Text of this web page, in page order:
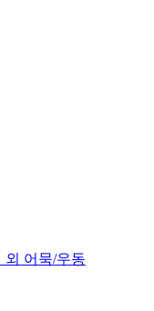
외 어묵/우동